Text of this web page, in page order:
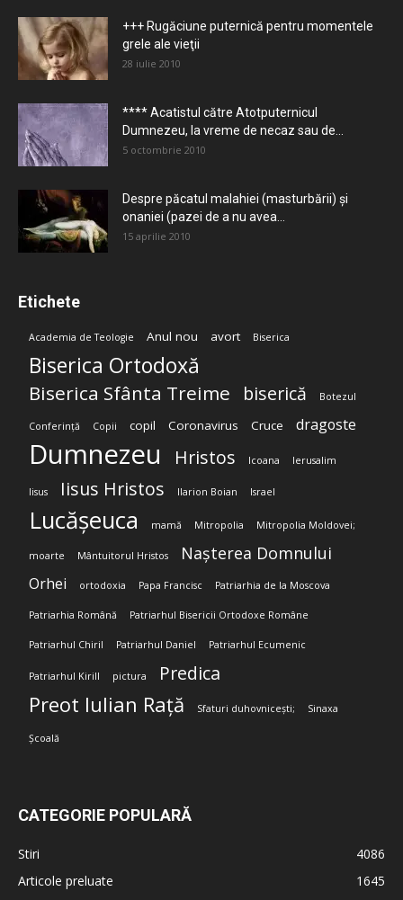
+++ Rugăciune puternică pentru momentele
grele ale vieţii
28 iulie 2010
**** Acatistul către Atotputernicul
Dumnezeu, la vreme de necaz sau de...
5 octombrie 2010
Despre păcatul malahiei (masturbării) şi
onaniei (pazei de a nu avea...
15 aprilie 2010
Etichete
Academia de Teologie Anul nou avort Biserica
Biserica Ortodoxă
Biserica Sfânta Treime biserică Botezul
Conferință Copii copil Coronavirus Cruce dragoste
Dumnezeu Hristos Icoana Ierusalim
Iisus Iisus Hristos Ilarion Boian Israel
Lucășeuca mamă Mitropolia Mitropolia Moldovei;
moarte Mântuitorul Hristos Nașterea Domnului
Orhei ortodoxia Papa Francisc Patriarhia de la Moscova
Patriarhia Română Patriarhul Bisericii Ortodoxe Române
Patriarhul Chiril Patriarhul Daniel Patriarhul Ecumenic
Patriarhul Kirill pictura Predica
Preot Iulian Rață Sfaturi duhovnicești; Sinaxa
Școală
CATEGORIE POPULARĂ
Stiri
4086
Articole preluate
1645